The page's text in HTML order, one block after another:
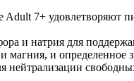
7+ удовлетворяют
и натрия для
магния, и
нейтрализации